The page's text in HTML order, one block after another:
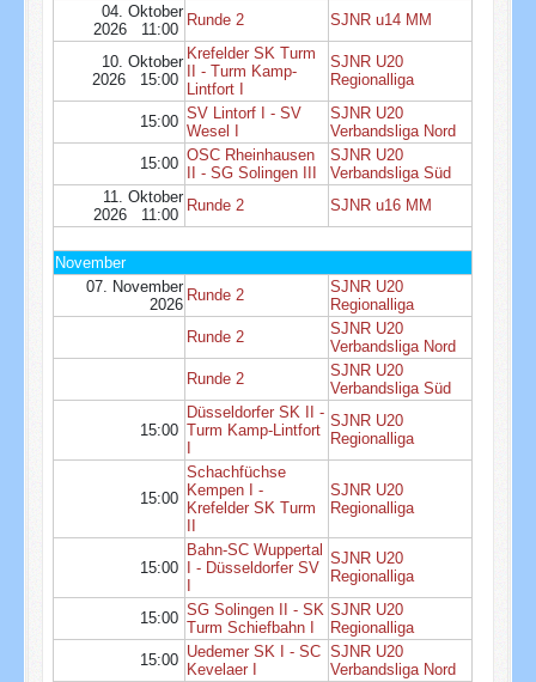
04. Oktober
2026 11:00
Runde 2 SJNR u14 MM
10. Oktober
2026 15:00
Krefelder SK Turm
II - Turm Kamp-
Lintfort I
SJNR U20
Regionalliga
15:00 SV Lintorf I - SV
Wesel I
SJNR U20
Verbandsliga Nord
15:00 OSC Rheinhausen
II - SG Solingen III
SJNR U20
Verbandsliga Süd
11. Oktober
2026 11:00
Runde 2 SJNR u16 MM
November
07. November
2026
Runde 2
SJNR U20
Regionalliga
Runde 2
SJNR U20
Verbandsliga Nord
Runde 2
SJNR U20
Verbandsliga Süd
15:00
Düsseldorfer SK II -
Turm Kamp-Lintfort
I
SJNR U20
Regionalliga
15:00
Schachfüchse
Kempen I -
Krefelder SK Turm
II
SJNR U20
Regionalliga
15:00
Bahn-SC Wuppertal
I - Düsseldorfer SV
I
SJNR U20
Regionalliga
15:00 SG Solingen II - SK
Turm Schiefbahn I
SJNR U20
Regionalliga
15:00 Uedemer SK I - SC
Kevelaer I
SJNR U20
Verbandsliga Nord